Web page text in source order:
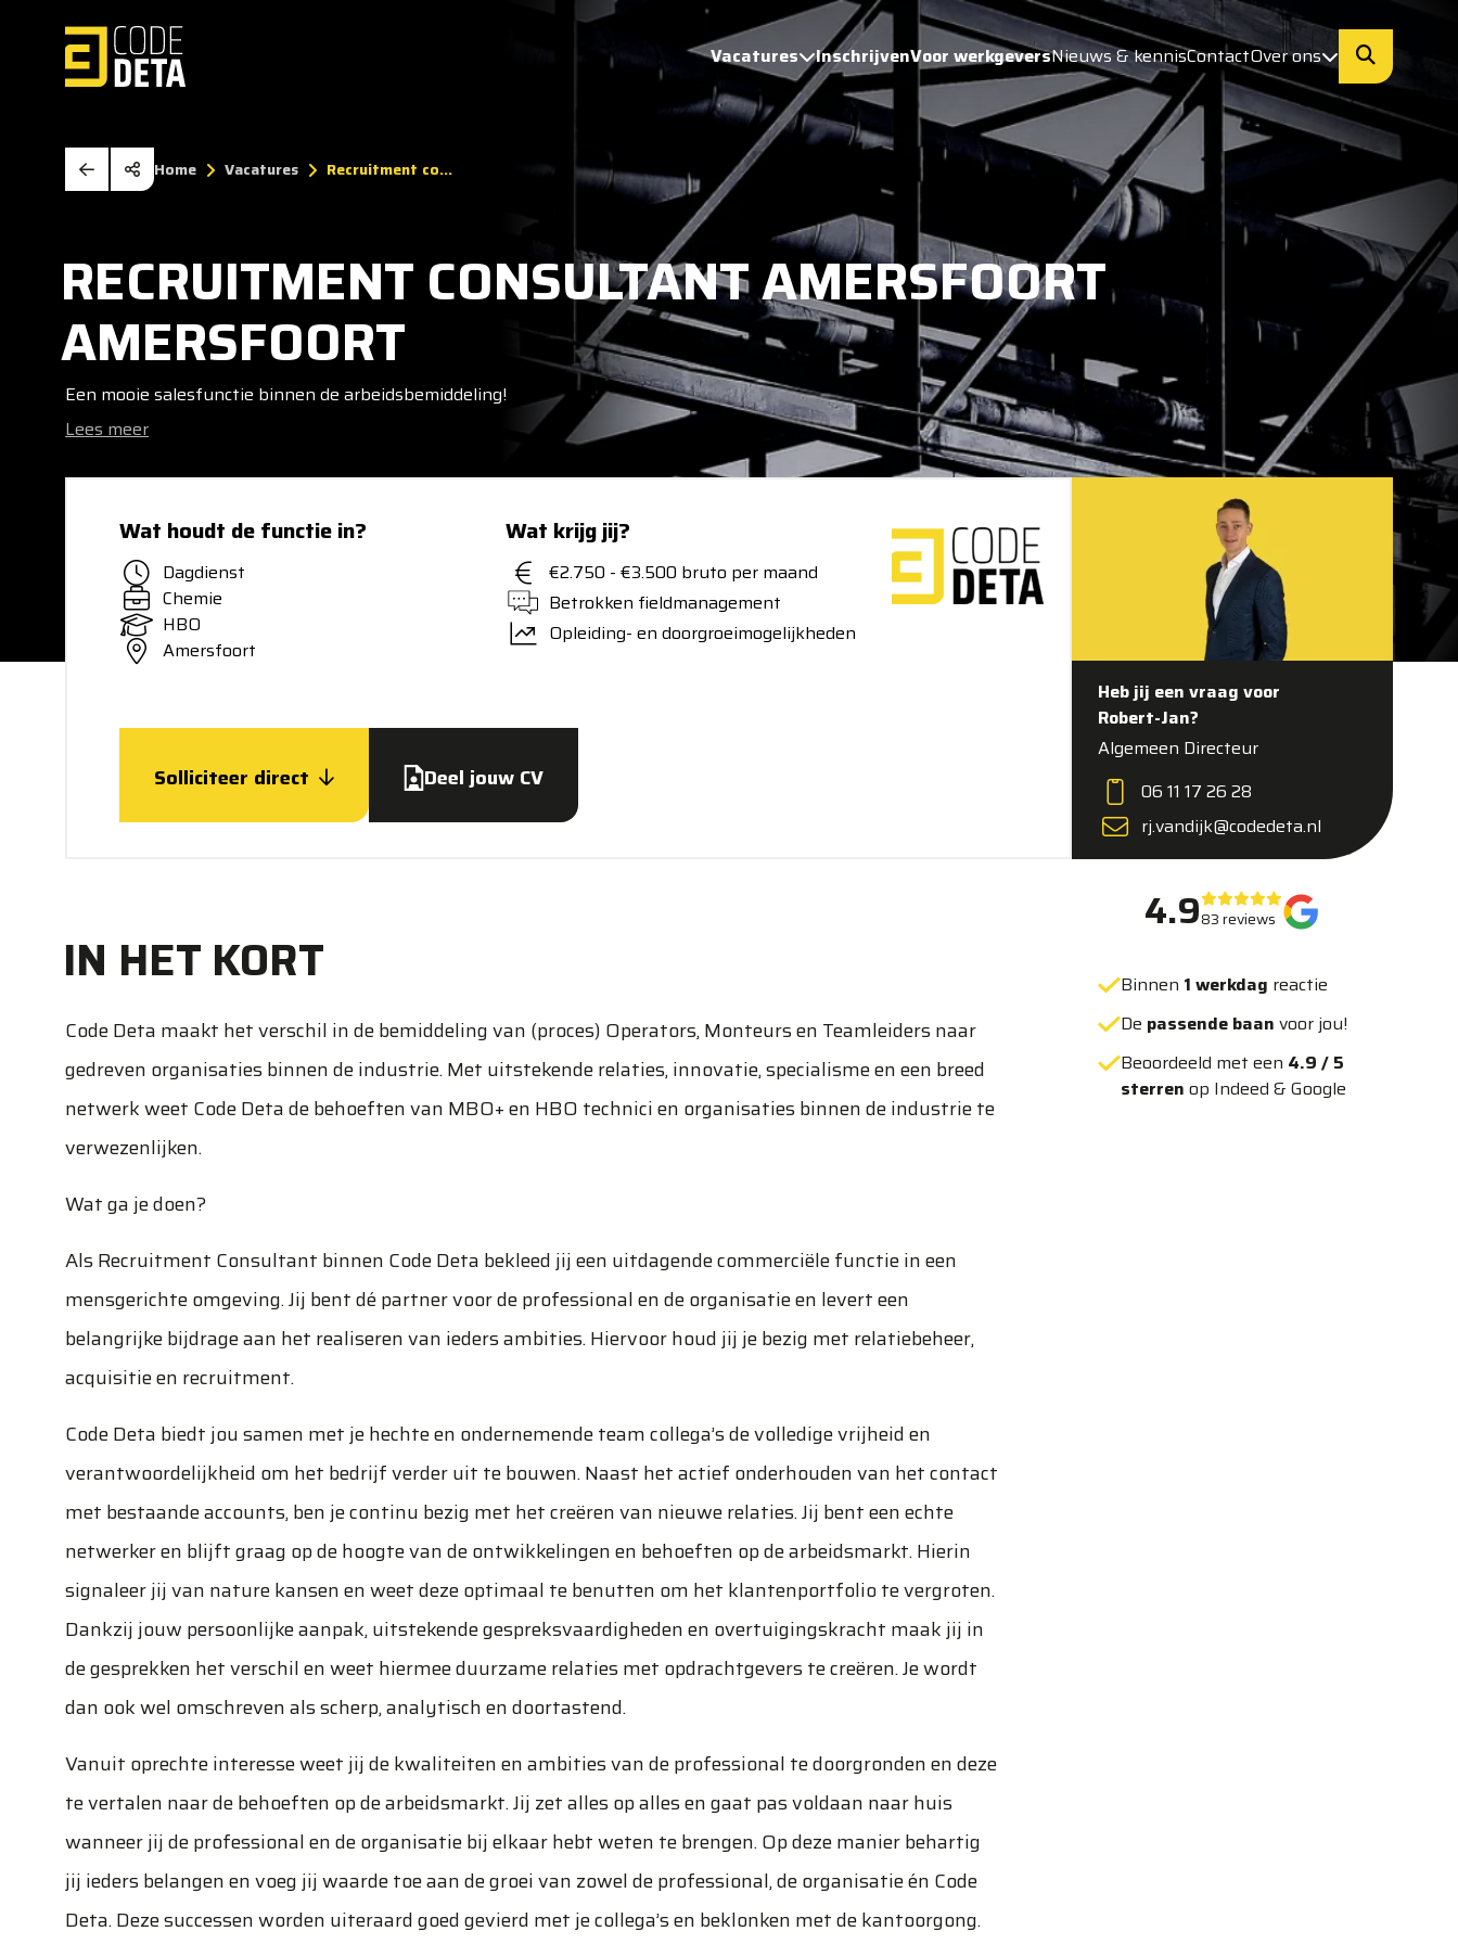
Vacatures InschrijvenVoor werkgeversNieuws & kennisContactOver ons
Home Vacatures Recruitment co...
RECRUITMENT CONSULTANT AMERSFOORT
AMERSFOORT
Een mooie salesfunctie binnen de arbeidsbemiddeling!
Lees meer
Wat houdt de functie in?
Dagdienst
Chemie
HBO
Amersfoort
Wat krijg jij?
€2.750 - €3.500 bruto per maand
Betrokken fieldmanagement
Opleiding- en doorgroeimogelijkheden
Solliciteer direct Deel jouw CV
IN HET KORT
Code Deta maakt het verschil in de bemiddeling van (proces) Operators, Monteurs en Teamleiders naar
gedreven organisaties binnen de industrie. Met uitstekende relaties, innovatie, specialisme en een breed
netwerk weet Code Deta de behoeften van MBO+ en HBO technici en organisaties binnen de industrie te
verwezenlijken.
Wat ga je doen?
Als Recruitment Consultant binnen Code Deta bekleed jij een uitdagende commerciële functie in een
mensgerichte omgeving. Jij bent dé partner voor de professional en de organisatie en levert een
belangrijke bijdrage aan het realiseren van ieders ambities. Hiervoor houd jij je bezig met relatiebeheer,
acquisitie en recruitment.
Code Deta biedt jou samen met je hechte en ondernemende team collega’s de volledige vrijheid en
verantwoordelijkheid om het bedrijf verder uit te bouwen. Naast het actief onderhouden van het contact
met bestaande accounts, ben je continu bezig met het creëren van nieuwe relaties. Jij bent een echte
netwerker en blijft graag op de hoogte van de ontwikkelingen en behoeften op de arbeidsmarkt. Hierin
signaleer jij van nature kansen en weet deze optimaal te benutten om het klantenportfolio te vergroten.
Dankzij jouw persoonlijke aanpak, uitstekende gespreksvaardigheden en overtuigingskracht maak jij in
de gesprekken het verschil en weet hiermee duurzame relaties met opdrachtgevers te creëren. Je wordt
dan ook wel omschreven als scherp, analytisch en doortastend.
Vanuit oprechte interesse weet jij de kwaliteiten en ambities van de professional te doorgronden en deze
te vertalen naar de behoeften op de arbeidsmarkt. Jij zet alles op alles en gaat pas voldaan naar huis
wanneer jij de professional en de organisatie bij elkaar hebt weten te brengen. Op deze manier behartig
jij ieders belangen en voeg jij waarde toe aan de groei van zowel de professional, de organisatie én Code
Deta. Deze successen worden uiteraard goed gevierd met je collega’s en beklonken met de kantoorgong.
Heb jij een vraag voor
Robert-Jan?
Algemeen Directeur
06 11 17 26 28
rj.vandijk@codedeta.nl
4.983 reviews
Binnen 1 werkdag reactie
De passende baan voor jou!
Beoordeeld met een 4.9 / 5
sterren op Indeed & Google